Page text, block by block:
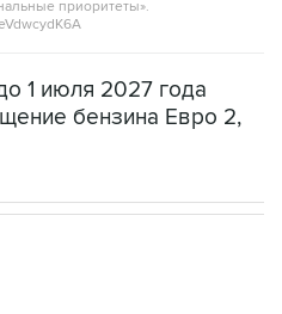
приоритеты».
1 июля 2027 года
бензина Евро 2,